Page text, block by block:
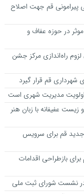
منطقه ۵ و اراضی پیرامونی قم جهت اصلاح
در حوزه عفاف و
راه‌اندازی مرکز جشن
قم قرار گیرد
اولویت مدیریت شهری است
عفیفانه با زبان هنر
جدید قم برای سرویس
بازطراحی اقدامات
نشست شورای ثبت ملی